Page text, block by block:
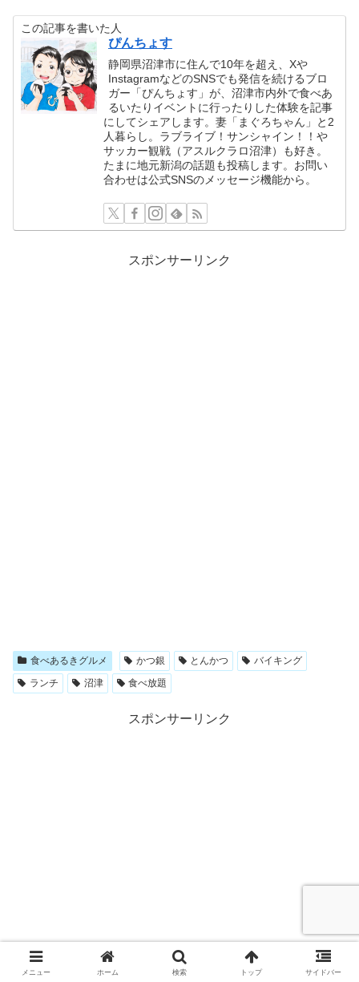
この記事を書いた人
ぴんちょす
静岡県沼津市に住んで10年を超え、Xや
InstagramなどのSNSでも発信を続けるブロ
ガー「ぴんちょす」が、沼津市内外で食べあ
るいたりイベントに行ったりした体験を記事
にしてシェアします。妻「まぐろちゃん」と2
人暮らし。ラブライブ！サンシャイン！！や
サッカー観戦（アスルクラロ沼津）も好き。
たまに地元新潟の話題も投稿します。お問い
合わせは公式SNSのメッセージ機能から。
スポンサーリンク
食べあるきグルメ かつ銀 とんかつ
バイキング
ランチ
沼津 食べ放題
スポンサーリンク
メニュー ホーム 検索 トップ サイドバー